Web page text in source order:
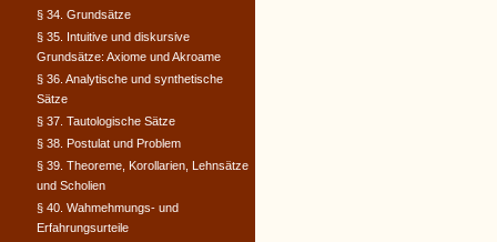
§ 34. Grundsätze
§ 35. Intuitive und diskursive
Grundsätze: Axiome und Akroame
§ 36. Analytische und synthetische
Sätze
§ 37. Tautologische Sätze
§ 38. Postulat und Problem
§ 39. Theoreme, Korollarien, Lehnsätze
und Scholien
§ 40. Wahmehmungs- und
Erfahrungsurteile